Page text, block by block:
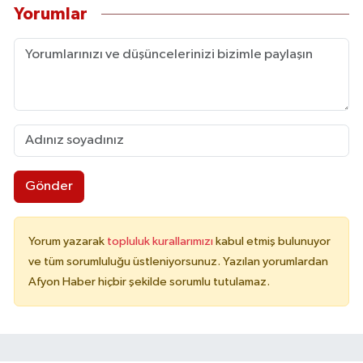
Yorumlar
Gönder
Yorum yazarak topluluk kurallarımızı kabul etmiş bulunuyor
ve tüm sorumluluğu üstleniyorsunuz. Yazılan yorumlardan
Afyon Haber hiçbir şekilde sorumlu tutulamaz.